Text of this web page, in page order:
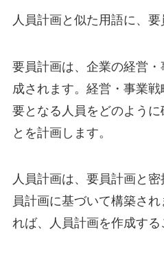
人員計画と似た用語に、要
要員計画は、企業の経営
成されます。経営・事業
要となる人員をどのように
とを計画します。
人員計画は、要員計画と
員計画に基づいて構築さ
れば、人員計画を作成する